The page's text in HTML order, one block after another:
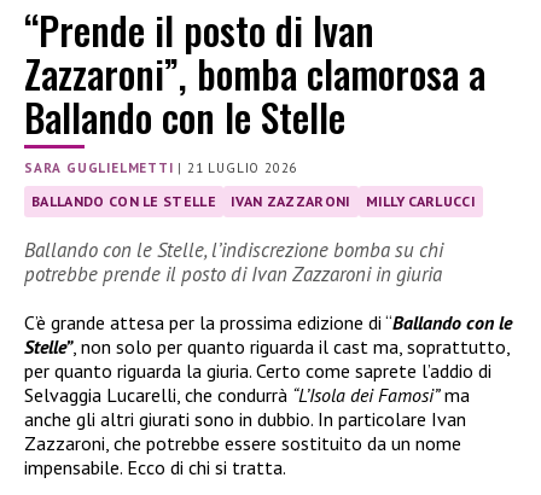
“Prende il posto di Ivan
Zazzaroni”, bomba clamorosa a
Ballando con le Stelle
SARA GUGLIELMETTI |21 LUGLIO 2026
BALLANDO CON LE STELLE IVAN ZAZZARONI MILLY CARLUCCI
Ballando con le Stelle, l’indiscrezione bomba su chi
potrebbe prende il posto di Ivan Zazzaroni in giuria
C’è grande attesa per la prossima edizione di “Ballando con le
Stelle”, non solo per quanto riguarda il cast ma, soprattutto,
per quanto riguarda la giuria. Certo come saprete l’addio di
Selvaggia Lucarelli, che condurrà “L’Isola dei Famosi”ma
anche gli altri giurati sono in dubbio. In particolare Ivan
Zazzaroni, che potrebbe essere sostituito da un nome
impensabile. Ecco di chi si tratta.